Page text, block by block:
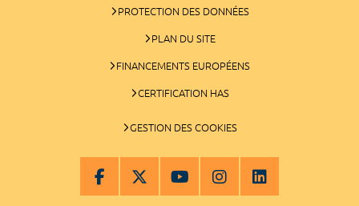
PROTECTION DES DONNÉES
PLAN DU SITE
FINANCEMENTS EUROPÉENS
CERTIFICATION HAS
GESTION DES COOKIES